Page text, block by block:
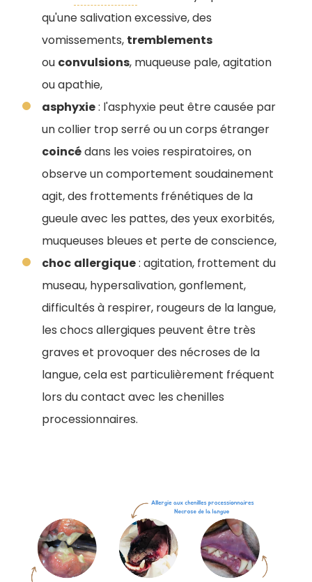
qu'une salivation excessive, des
vomissements, tremblements
ou convulsions, muqueuse pale, agitation
ou apathie,
asphyxie: l'asphyxie peut être causée par
un collier trop serré ou un corps étranger
coincédans les voies respiratoires, on
observe un comportement soudainement
agit, des frottements frénétiques de la
gueule avec les pattes, des yeux exorbités,
muqueuses bleues et perte de conscience,
choc allergique: agitation, frottement du
museau, hypersalivation, gonflement,
difficultés à respirer, rougeurs de la langue,
les chocs allergiques peuvent être très
graves et provoquer des nécroses de la
langue, cela est particulièrement fréquent
lors du contact avec les chenilles
processionnaires.